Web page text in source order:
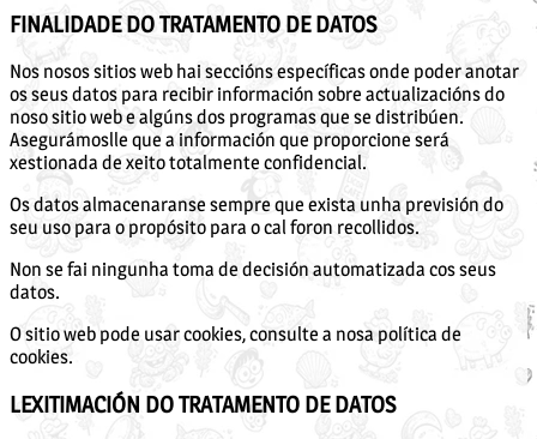
FINALIDADE DO TRATAMENTO DE DATOS
Nos nosos sitios web hai seccións específicas onde poder anotar
os seus datos para recibir información sobre actualizacións do
noso sitio web e algúns dos programas que se distribúen.
Asegurámoslle que a información que proporcione será
xestionada de xeito totalmente confidencial.
Os datos almacenaranse sempre que exista unha previsión do
seu uso para o propósito para o cal foron recollidos.
Non se fai ningunha toma de decisión automatizada cos seus
datos.
O sitio web pode usar cookies, consulte a nosa política de
cookies.
LEXITIMACIÓN DO TRATAMENTO DE DATOS